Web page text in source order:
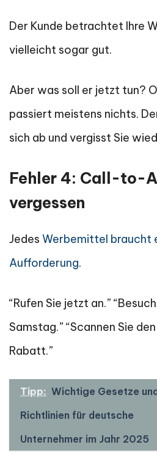
Der Kunde betrachtet Ihre
vielleicht sogar gut.
Aber was soll er jetzt tun?
passiert meistens nichts.
sich ab und vergisst Sie
Fehler 4: Call-to-
vergessen
Jedes Werbemittel braucht
Aufforderung.
“Rufen Sie jetzt an.”
Samstag.” “Scannen Sie
Rabatt.”
Tipp: Wichtige Gesetze und
Richtlinien für deutsche
Unternehmer im Jahr 2025